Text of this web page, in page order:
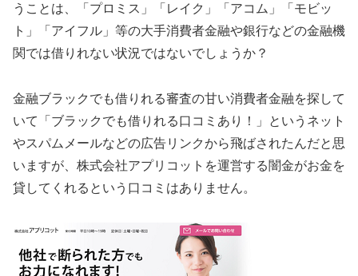
うことは、「プロミス」「レイク」「アコム」「モビッ
ト」「アイフル」等の大手消費者金融や銀行などの金融機
関では借りれない状況ではないでしょうか？
金融ブラックでも借りれる審査の甘い消費者金融を探して
いて「ブラックでも借りれる口コミあり！」というネット
やスパムメールなどの広告リンクから飛ばされたんだと思
いますが、株式会社アプリコットを運営する闇金がお金を
貸してくれるという口コミはありません。